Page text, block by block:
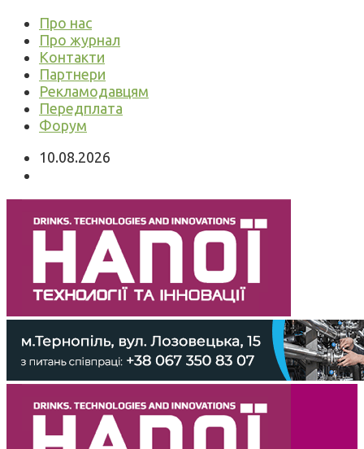
Про нас
Про журнал
Контакти
Партнери
Рекламодавцям
Передплата
Форум
10.08.2026